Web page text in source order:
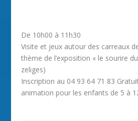
De 10h00 à 11h30
Visite et jeux autour des carreaux
thème de l’exposition « le sourire
zeliges)
Inscription au 04 93 64 71 83
animation pour les enfants de 5 à